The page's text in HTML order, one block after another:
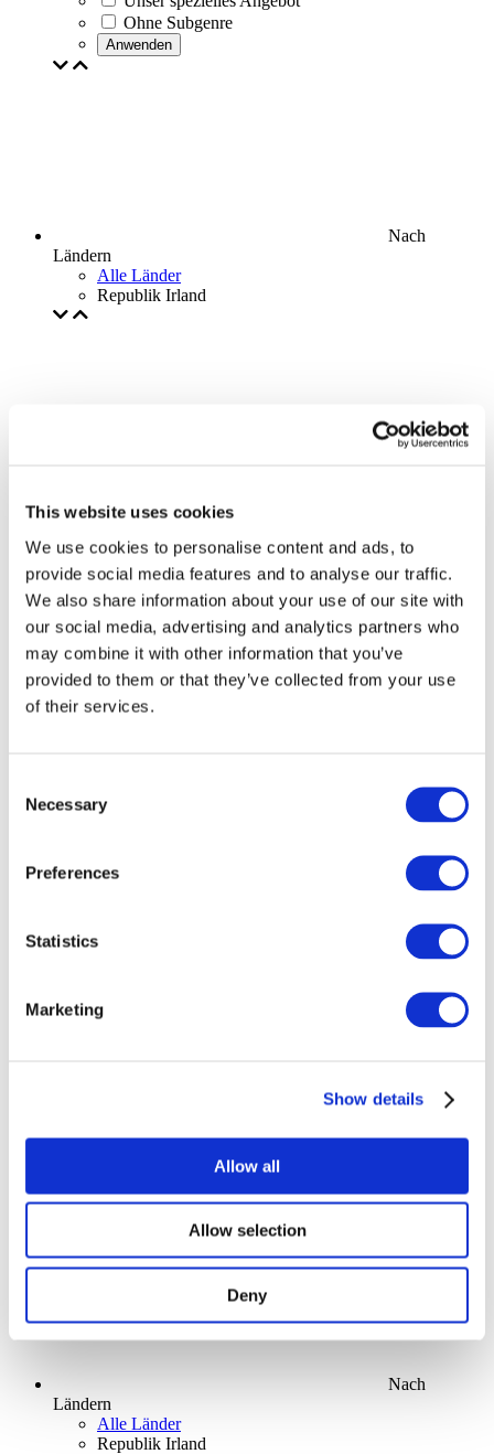
This website uses cookies
We use cookies to personalise content and ads, to
provide social media features and to analyse our traffic.
We also share information about your use of our site with
our social media, advertising and analytics partners who
may combine it with other information that you’ve
provided to them or that they’ve collected from your use
of their services.
Selection
Necessary
Preferences
Statistics
Marketing
Show details
Allow all
Allow selection
Deny
Ohne Subgenre
Anwenden
Nach
Ländern
Alle Länder
Republik Irland
Ohne Subgenre
Anwenden
Nach
Ländern
Alle Länder
Republik Irland